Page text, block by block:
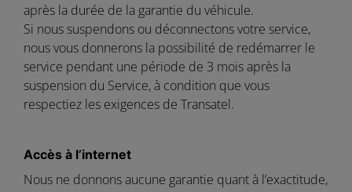
après la durée de la garantie du véhicule.
Si nous suspendons ou déconnectons votre service,
nous vous donnerons la possibilité de redémarrer le
service pendant une période de 3 mois après la
suspension du Service, à condition que vous
respectiez les exigences de Transatel.
Accès à l’internet
Nous ne donnons aucune garantie quant à l’exactitude,